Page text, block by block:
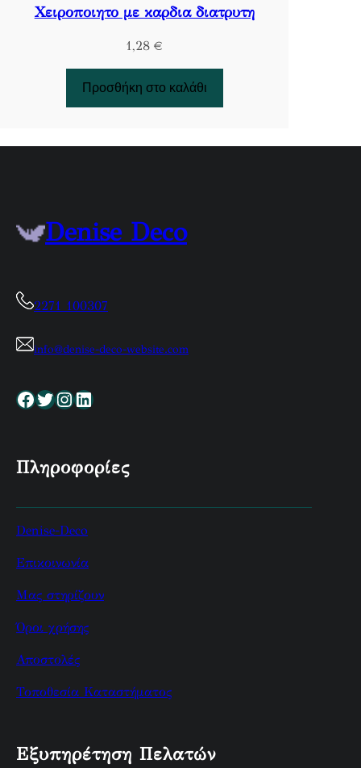
Χειροποιητο με καρδια διατρυτη
1,28 €
Προσθήκη στο καλάθι
Denise Deco
2271 100307
info@denise-deco-website.com
Facebook Twitter InstagramLinkedin
Πληροφορίες
Denise-Deco
Επικοινωνία
Μας στηρίζουν
Όροι χρήσης
Αποστολές
Τοποθεσία Καταστήματος
Εξυπηρέτηση Πελατών